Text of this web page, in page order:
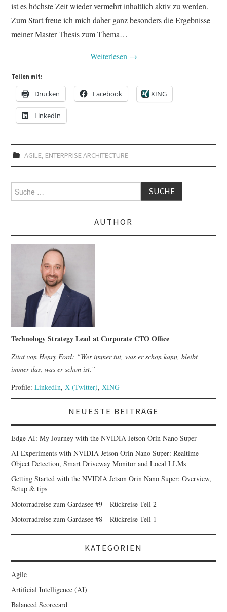
ist es höchste Zeit wieder vermehrt inhaltlich aktiv zu werden.
Zum Start freue ich mich daher ganz besonders die Ergebnisse
meiner Master Thesis zum Thema…
Weiterlesen →
Teilen mit:
Drucken Facebook XING
LinkedIn
AGILE, ENTERPRISE ARCHITECTURE
Suche
nach:
AUTHOR
Technology Strategy Lead at Corporate CTO Office
Zitat von Henry Ford: “Wer immer tut, was er schon kann, bleibt
immer das, was er schon ist.”
Profile:LinkedIn,X (Twitter),XING
NEUESTE BEITRÄGE
Edge AI: My Journey with the NVIDIA Jetson Orin Nano Super
AI Experiments with NVIDIA Jetson Orin Nano Super: Realtime
Object Detection, Smart Driveway Monitor and Local LLMs
Getting Started with the NVIDIA Jetson Orin Nano Super: Overview,
Setup & tips
Motorradreise zum Gardasee #9 – Rückreise Teil 2
Motorradreise zum Gardasee #8 – Rückreise Teil 1
KATEGORIEN
Agile
Artificial Intelligence (AI)
Balanced Scorecard